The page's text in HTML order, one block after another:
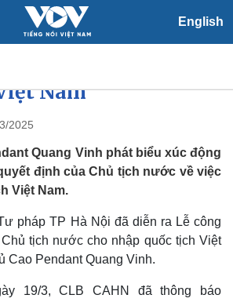
English
Xã hội
Tin 24h
Dấu ấn VOV
Việc làm
phát biểu xúc động
quyết định
Nam
2025
Quang Vinh phát biểu xúc động
định của Chủ tịch nước về việc
Việt Nam.
pháp TP Hà Nội đã diễn ra Lễ công
tịch nước cho nhập quốc tịch Việt
Cao Pendant Quang Vinh.
19/3, CLB CAHN đã thông báo